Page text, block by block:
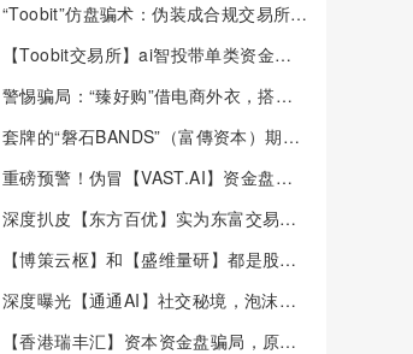
“Toobit”仿盘骗术：伪装成合规交易所，
骗局！
【Toobit交易所】ai智投带单类资金盘
离！
警惕骗局：“臻好购”借电商外衣，搭建
套牌的“磐石BANDS”（富傳资本）期货
将崩盘跑路！
重磅预警！伪冒【VAST.AI】资金盘传
深度扒皮【东方百优】实为东富交易所
满！
【博策云枢】和【盛维量研】都是股票
深度曝光【通通AI】社交秘境，泡沫堆
【香港瑞丰汇】资本资金盘骗局，原拓